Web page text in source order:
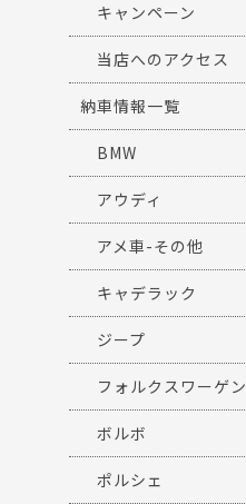
キャンペーン
当店へのアクセス
納車情報一覧
BMW
アウディ
アメ車-その他
キャデラック
ジープ
フォルクスワーゲン
ボルボ
ポルシェ